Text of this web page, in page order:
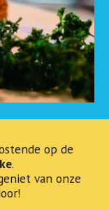
op de
.
van onze